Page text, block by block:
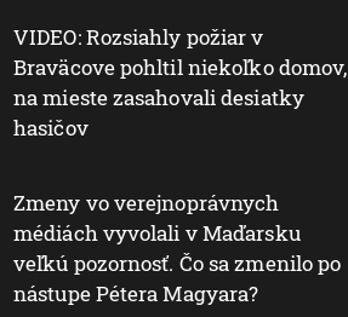
VIDEO: Rozsiahly požiar v
Braväcove pohltil niekoľko domov,
na mieste zasahovali desiatky
hasičov
Zmeny vo verejnoprávnych
médiách vyvolali v Maďarsku
veľkú pozornosť. Čo sa zmenilo po
nástupe Pétera Magyara?